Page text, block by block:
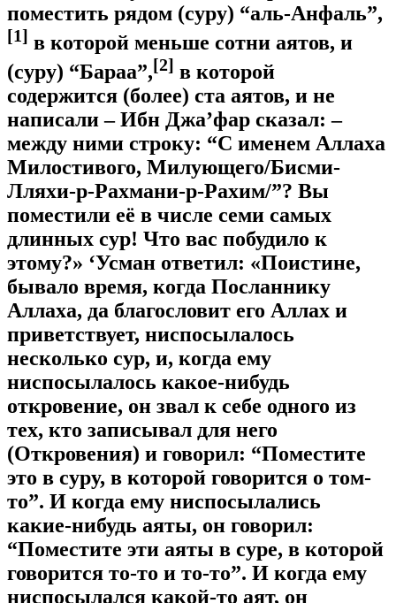
поместить рядом (суру) “аль-Анфаль”,
[1] в которой меньше сотни аятов, и
(суру) “Бараа”,[2] в которой
содержится (более) ста аятов, и не
написали – Ибн Джа’фар сказал: –
между ними строку: “С именем Аллаха
Милостивого, Милующего/Бисми-
Лляхи-р-Рахмани-р-Рахим/”? Вы
поместили её в числе семи самых
длинных сур! Что вас побудило к
этому?» ‘Усман ответил: «Поистине,
бывало время, когда Посланнику
Аллаха, да благословит его Аллах и
приветствует, ниспосылалось
несколько сур, и, когда ему
ниспосылалось какое-нибудь
откровение, он звал к себе одного из
тех, кто записывал для него
(Откровения) и говорил: “Поместите
это в суру, в которой говорится о том-
то”. И когда ему ниспосылались
какие-нибудь аяты, он говорил:
“Поместите эти аяты в суре, в которой
говорится то-то и то-то”. И когда ему
ниспосылался какой-то аят, он